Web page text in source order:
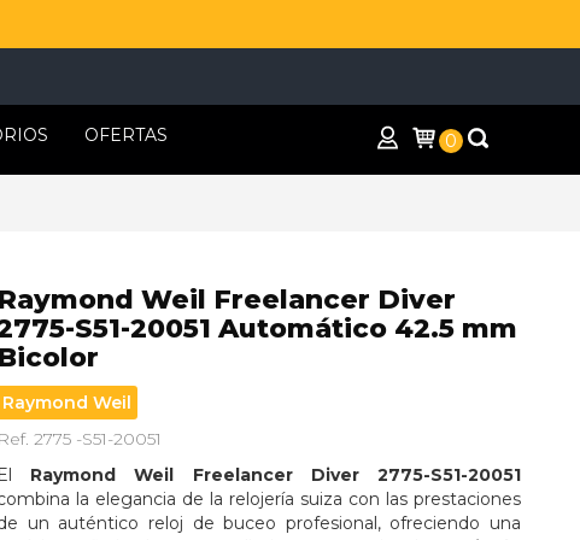
OFERTAS 0
Raymond Weil Freelancer Diver
S51-20051 Automático 42.5 mm
Bicolor
Raymond Weil
Ref. 2775 -S51-20051
El Raymond Weil Freelancer Diver 2775-S51-20051
la elegancia de la relojería suiza con las prestaciones
un auténtico reloj de buceo profesional, ofreciendo una